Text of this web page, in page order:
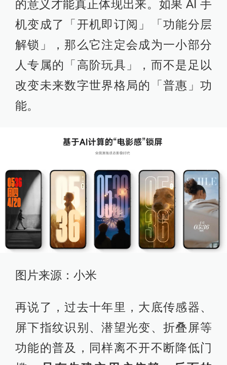
的意义才能真正体现出来。如果 AI 手
机变成了「开机即订阅」「功能分层
解锁」，那么它注定会成为一小部分
人专属的「高阶玩具」，而不是足以
改变未来数字世界格局的「普惠」功
能。
图片来源：小米
再说了，过去十年里，大底传感器、
屏下指纹识别、潜望光变、折叠屏等
功能的普及，同样离不开不断降低门